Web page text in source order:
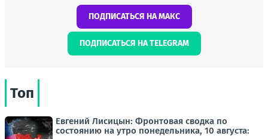
ПОДПИСАТЬСЯ НА МАКС
ПОДПИСАТЬСЯ НА TELEGRAM
Топ
Евгений Лисицын: Фронтовая сводка по
состоянию на утро понедельника, 10 августа: